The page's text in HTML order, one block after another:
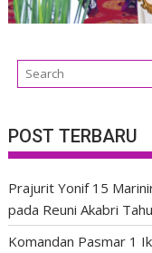
POST TERBARU
Prajurit Yonif 15
pada Reuni Akabri
Komandan Pasmar 1